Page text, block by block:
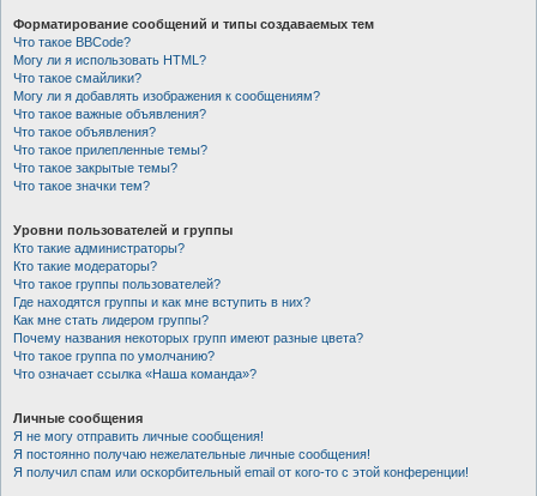
Форматирование сообщений и типы создаваемых тем
Что такое BBCode?
Могу ли я использовать HTML?
Что такое смайлики?
Могу ли я добавлять изображения к сообщениям?
Что такое важные объявления?
Что такое объявления?
Что такое прилепленные темы?
Что такое закрытые темы?
Что такое значки тем?
Уровни пользователей и группы
Кто такие администраторы?
Кто такие модераторы?
Что такое группы пользователей?
Где находятся группы и как мне вступить в них?
Как мне стать лидером группы?
Почему названия некоторых групп имеют разные цвета?
Что такое группа по умолчанию?
Что означает ссылка «Наша команда»?
Личные сообщения
Я не могу отправить личные сообщения!
Я постоянно получаю нежелательные личные сообщения!
Я получил спам или оскорбительный email от кого-то с этой конференции!